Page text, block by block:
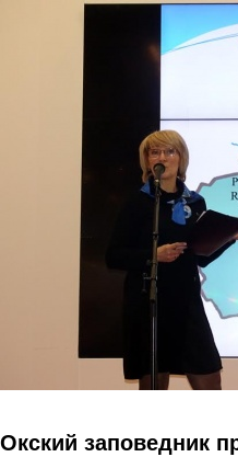
Перейти к основному содержанию
Окский заповедник